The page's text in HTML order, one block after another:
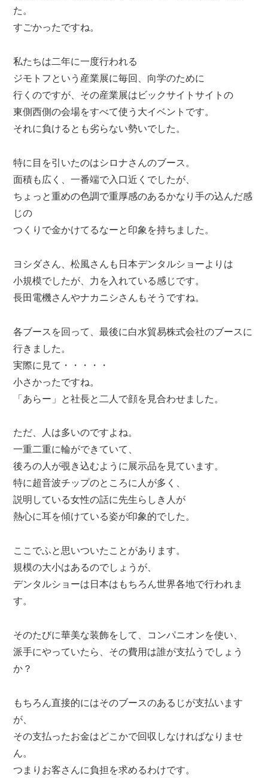
た。
すごかったですね。
私たちは二年に一度行われる
ジモトフという産業展に毎回、向学のために
行くのですが、その産業展はビックサイトサイトの
東側西側の会場をすべて使う大イベントです。
それに負けるとも劣らない勢いでした。
特に目を引いたのはシロナさんのブース。
面積も広く、一番端で入口近くでしたが、
ちょっと重めの色調で重厚感のあるかなり手の込んだ感
じの
つくりで金かけてるなーと印象を持ちました。
ヨシダさん、松風さんも日本デンタルショーよりは
小規模でしたが、力を入れている感じです。
長田電機さんやナカニシさんもそうですね。
各ブースを回って、最後に白水貿易株式会社のブースに
行きました。
実際に見て・・・・・
小さかったですね。
「あらー」と社長と二人で顔を見合わせました。
ただ、人は多いのですよね。
一重二重に輪ができていて、
後ろの人が覗き込むように展示品を見ています。
特に超音波チップのところに人が多く、
説明している女性の話に先生らしき人が
熱心に耳を傾けている姿が印象的でした。
ここでふと思いついたことがあります。
規模の大小はあるのでしょうが、
デンタルショーは日本はもちろん世界各地で行われま
す。
そのたびに華美な装飾をして、コンパニオンを使い、
派手にやっていたら、その費用は誰が支払うでしょう
か？
もちろん直接的にはそのブースのあるじが支払います
が、
その支払ったお金はどこかで回収しなければなりませ
ん。
つまりお客さんに負担を求めるわけです。